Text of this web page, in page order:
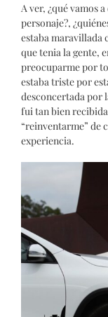
A ver, ¿qué vamos
personaje?,
estaba maravillada
que tenia la gente,
preocuparme por
estaba triste por
desconcertada por
fui tan bien
“reinventarme” de
experiencia.